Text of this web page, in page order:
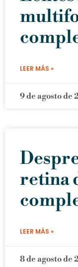
LEER MÁS »
9 de agosto de
retina
LEER MÁS »
8 de agosto de